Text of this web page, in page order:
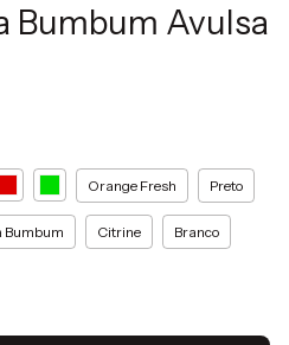
Bumbum Avulsa
Orange Fresh Preto
Bumbum Citrine Branco